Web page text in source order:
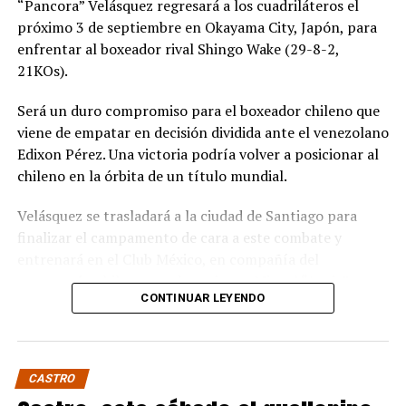
“Pancora” Velásquez regresará a los cuadriláteros el
próximo 3 de septiembre en Okayama City, Japón, para
enfrentar al boxeador rival Shingo Wake (29-8-2,
21KOs).
Será un duro compromiso para el boxeador chileno que
viene de empatar en decisión dividida ante el venezolano
Edixon Pérez. Una victoria podría volver a posicionar al
chileno en la órbita de un título mundial.
Velásquez se trasladará a la ciudad de Santiago para
finalizar el campamento de cara a este combate y
excampeón chileno y sudamericano Miguel “Aguja”
González que estará en la esquina del púgil de Quellón.
Wake es un experimentado boxeador de 36 años que
tiene dentro de sus rivales más notables al japonés
Takuma Inoue. Si bien nunca ha disputado un título
CONTINUAR LEYENDO
CASTRO